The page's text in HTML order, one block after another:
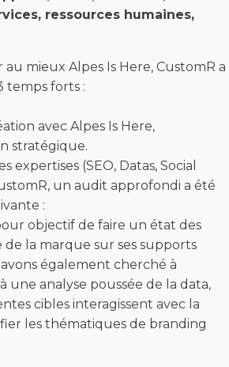
ressources humaines,
au mieux Alpes Is Here, CustomR a
temps forts :
avec Alpes Is Here,
stratégique.
expertises (SEO, Datas, Social
un audit approfondi a été
:
objectif de faire un état des
de la marque sur ses supports
avons également cherché à
une analyse poussée de la data,
cibles interagissent avec la
les thématiques de branding